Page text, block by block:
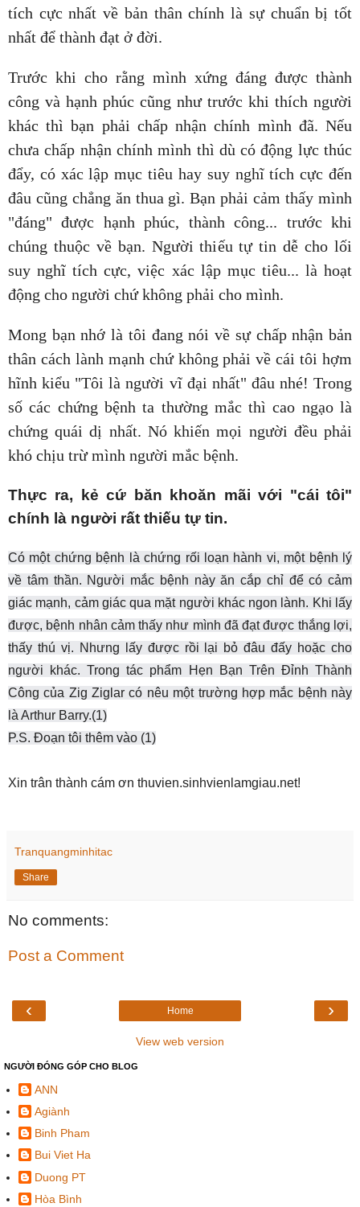
tích cực nhất về bản thân chính là sự chuẩn bị tốt
nhất để thành đạt ở đời.
Trước khi cho rằng mình xứng đáng được thành
công và hạnh phúc cũng như trước khi thích người
khác thì bạn phải chấp nhận chính mình đã. Nếu
chưa chấp nhận chính mình thì dù có động lực thúc
đẩy, có xác lập mục tiêu hay suy nghĩ tích cực đến
đâu cũng chẳng ăn thua gì. Bạn phải cảm thấy mình
"đáng" được hạnh phúc, thành công... trước khi
chúng thuộc về bạn. Người thiếu tự tin dễ cho lối
suy nghĩ tích cực, việc xác lập mục tiêu... là hoạt
động cho người chứ không phải cho mình.
Mong bạn nhớ là tôi đang nói về sự chấp nhận bản
thân cách lành mạnh chứ không phải về cái tôi hợm
hĩnh kiểu "Tôi là người vĩ đại nhất" đâu nhé! Trong
số các chứng bệnh ta thường mắc thì cao ngạo là
chứng quái dị nhất. Nó khiến mọi người đều phải
khó chịu trừ mình người mắc bệnh.
Thực ra, kẻ cứ băn khoăn mãi với "cái tôi"
chính là người rất thiếu tự tin.
Có một chứng bệnh là chứng rối loạn hành vi, một bệnh lý
về tâm thần. Người mắc bệnh này ăn cắp chỉ để có cảm
giác mạnh, cảm giác qua mặt người khác ngon lành. Khi lấy
được, bệnh nhân cảm thấy như mình đã đạt được thắng lợi,
thấy thú vị. Nhưng lấy được rồi lại bỏ đâu đấy hoặc cho
người khác. Trong tác phẩm Hẹn Bạn Trên Đỉnh Thành
Công của Zig Ziglar có nêu một trường hợp mắc bệnh này
là Arthur Barry.(1)
P.S. Đoạn tôi thêm vào (1)
Xin trân thành cám ơn thuvien.sinhvienlamgiau.net!
Tranquangminhitac
Share
No comments:
Post a Comment
‹ ›
Home
View web version
NGƯỜI ĐÓNG GÓP CHO BLOG
ANN
Agiành
Binh Pham
Bui Viet Ha
Duong PT
Hòa Bình